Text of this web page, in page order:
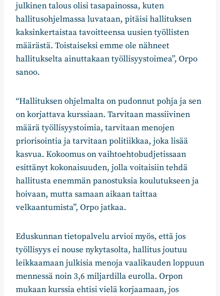
julkinen talous olisi tasapainossa, kuten
hallitusohjelmassa luvataan, pitäisi hallituksen
kaksinkertaistaa tavoitteensa uusien työllisten
määrästä. Toistaiseksi emme ole nähneet
hallitukselta ainuttakaan työllisyystoimea”, Orpo
sanoo.
“Hallituksen ohjelmalta on pudonnut pohja ja sen
on korjattava kurssiaan. Tarvitaan massiivinen
määrä työllisyystoimia, tarvitaan menojen
priorisointia ja tarvitaan politiikkaa, joka lisää
kasvua. Kokoomus on vaihtoehtobudjetissaan
esittänyt kokonaisuuden, jolla voitaisiin tehdä
hallitusta enemmän panostuksia koulutukseen ja
hoivaan, mutta samaan aikaan taittaa
velkaantumista”, Orpo jatkaa.
Eduskunnan tietopalvelu arvioi myös, että jos
työllisyys ei nouse nykytasolta, hallitus joutuu
leikkaamaan julkisia menoja vaalikauden loppuun
mennessä noin 3,6 miljardilla eurolla. Orpon
mukaan kurssia ehtisi vielä korjaamaan, jos